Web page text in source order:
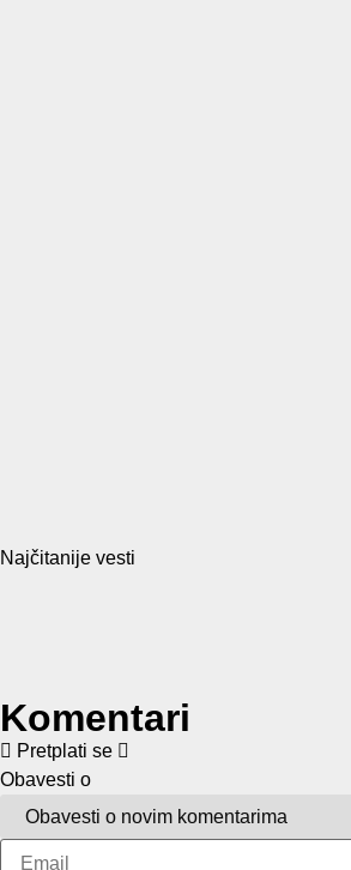
Najčitanije vesti
Komentari
Pretplati se
Obavesti o